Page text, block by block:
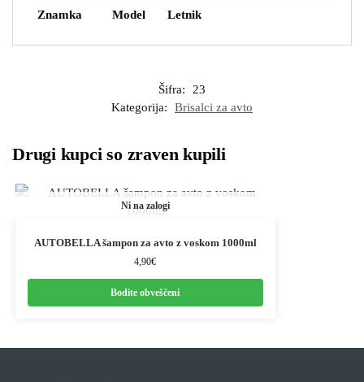
Znamka Model Letnik
Šifra:
23
Kategorija:
Brisalci za avto
Drugi kupci so zraven kupili
Ni na zalogi
AUTOBELLA šampon za avto z voskom 1000ml
4,90€
Bodite obveščeni